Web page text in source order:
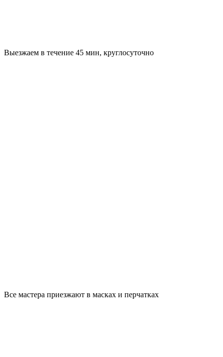
Выезжаем в течение 45 мин, круглосуточно
Все мастера приезжают в масках и перчатках